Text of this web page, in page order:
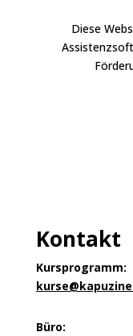
Diese
Kontakt
Kursprogramm:
Büro: